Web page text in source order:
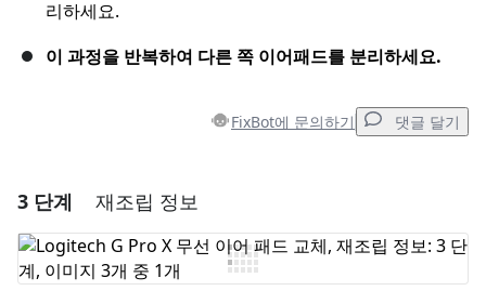
리하세요.
이 과정을 반복하여 다른 쪽 이어패드를 분리하세요.
FixBot에 문의하기 댓글 달기
댓글 쓰기
3 단계 재조립 정보